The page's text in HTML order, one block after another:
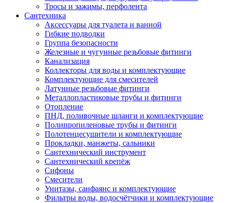
Тросы и зажимы, перфолента
Сантехника
Аксессуары для туалета и ванной
Гибкие подводки
Группа безопасности
Железные и чугунные резьбовые фитинги
Канализация
Коллекторы для воды и комплектующие
Комплектующие для смесителей
Латунные резьбовые фитинги
Металлопластиковые трубы и фитинги
Отопление
ПНД, поливочные шланги и комплектующие
Полипропиленовые трубы и фитинги
Полотенцесушители и комплектующие
Прокладки, манжеты, сальники
Сантехнический инструмент
Сантехнический крепёж
Сифоны
Смесители
Унитазы, санфаянс и комплектующие
Фильтры воды, водосчётчики и комплектующие